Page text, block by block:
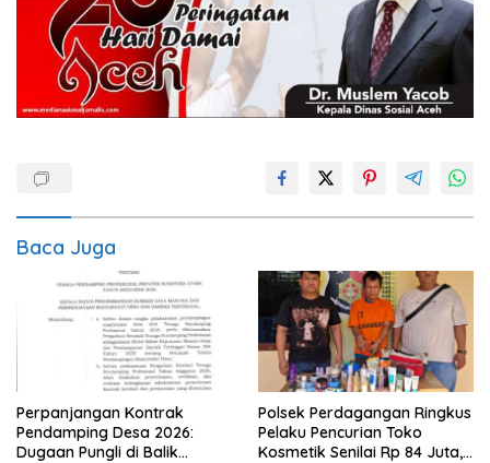
Baca Juga
Perpanjangan Kontrak
Pendamping Desa 2026:
Dugaan Pungli di Balik
Polsek Perdagangan Ringkus
Pelaku Pencurian Toko
Kosmetik Senilai Rp 84 Juta,